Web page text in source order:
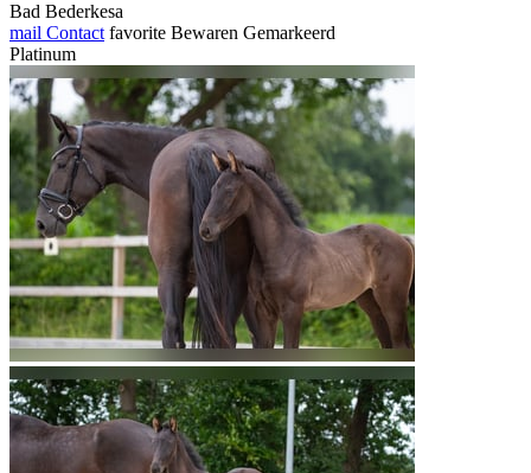
Bad Bederkesa
mail Contact favorite Bewaren Gemarkeerd
Platinum